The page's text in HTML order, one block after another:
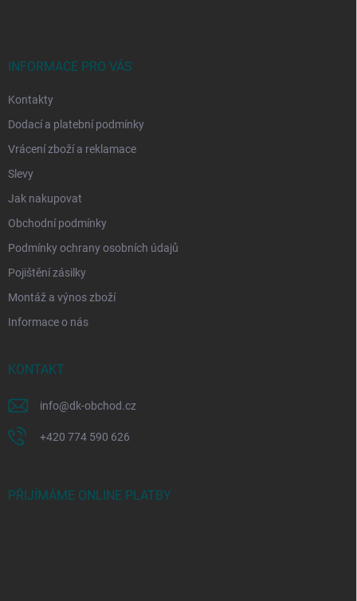
INFORMACE PRO VÁS
Kontakty
Dodací a platební podmínky
Vrácení zboží a reklamace
Slevy
Jak nakupovat
Obchodní podmínky
Podmínky ochrany osobních údajů
Pojištění zásilky
Montáž a výnos zboží
Informace o nás
KONTAKT
info@dk-obchod.cz
+420 774 590 626
PŘIJÍMÁME ONLINE PLATBY